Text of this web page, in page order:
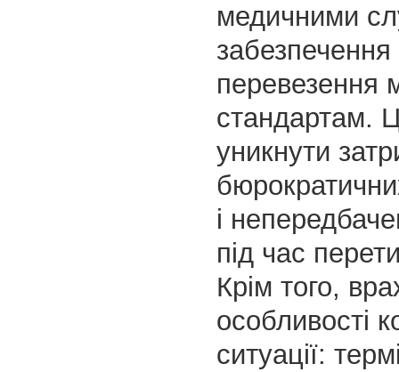
медичними
забезпечення
перевезення
стандартам.
уникнути
і
під час
Крім того,
особливості
ситуації: